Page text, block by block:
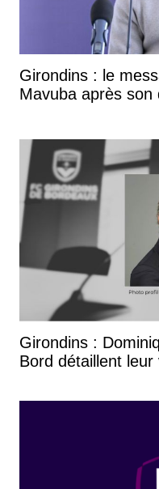
Girondins : le
Mavuba après son
Girondins :
Bord détaillent leur